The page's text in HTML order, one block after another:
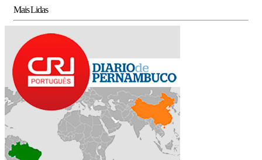
Mais Lidas